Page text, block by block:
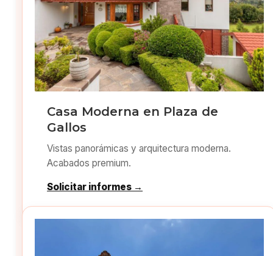
Casa Moderna en Plaza de
Gallos
Vistas panorámicas y arquitectura moderna.
Acabados premium.
Solicitar informes →